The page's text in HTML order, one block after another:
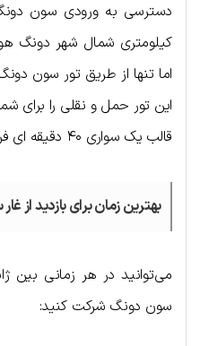
کیلومتری شمال شهر دونگ
اما تنها از طریق تور سون
این تور حمل و نقلی را برای
قالب یک سواری ۴۰ دقیقه ای فراهم می‌کند.
بهترین زمان برای بازدید
می‌توانید در هر زمانی بین
سون دونگ شرکت کنید: